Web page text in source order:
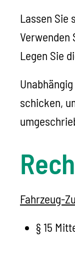
Lassen Sie
Verwenden
Legen Sie
schicken,
Fahrzeug-
§ 15